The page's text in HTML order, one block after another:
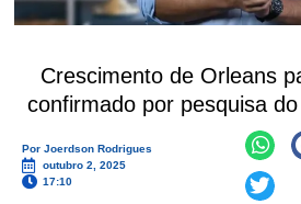
Crescimento de Orleans
confirmado por pesquisa
Por Joerdson Rodrigues
outubro 2, 2025
17:10